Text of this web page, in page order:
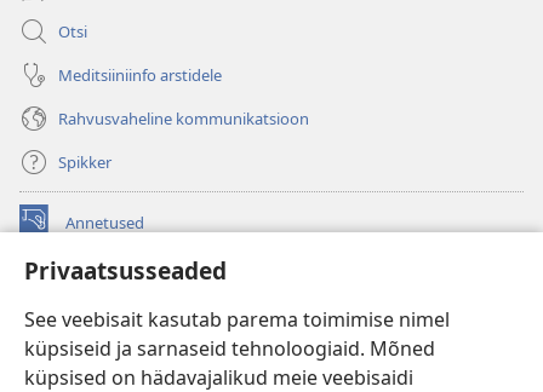
Privaatsusseaded
See veebisait kasutab parema toimimise nimel
küpsiseid ja sarnaseid tehnoloogiaid. Mõned
küpsised on hädavajalikud meie veebisaidi
Otsi
Meditsiiniinfo arstidele
Rahvusvaheline kommunikatsioon
Spikker
Annetused
(avab
akna)
uue
akna) JW Hub
(avab
uue